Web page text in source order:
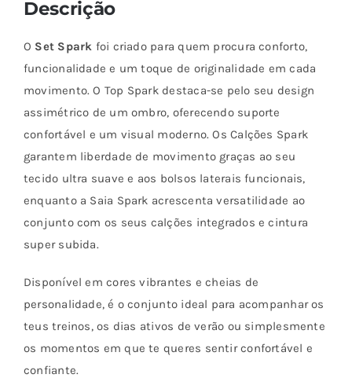
Descrição
O Set Spark foi criado para quem procura conforto,
funcionalidade e um toque de originalidade em cada
movimento. O Top Spark destaca-se pelo seu design
assimétrico de um ombro, oferecendo suporte
confortável e um visual moderno. Os Calções Spark
garantem liberdade de movimento graças ao seu
tecido ultra suave e aos bolsos laterais funcionais,
enquanto a Saia Spark acrescenta versatilidade ao
conjunto com os seus calções integrados e cintura
super subida.
Disponível em cores vibrantes e cheias de
personalidade, é o conjunto ideal para acompanhar os
teus treinos, os dias ativos de verão ou simplesmente
os momentos em que te queres sentir confortável e
confiante.